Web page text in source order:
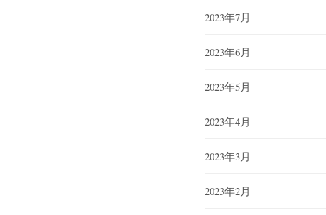
2023年7月
2023年6月
2023年5月
2023年4月
2023年3月
2023年2月